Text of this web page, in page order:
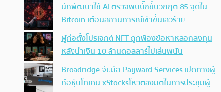
นักพัฒนาใช้ AI ตรวจพบบั๊กขั้นวิกฤต 85 จุดใน
Bitcoin เตือนสถานการณ์เข้าขั้นเลวร้าย
ผู้ก่อตั้งโปรเจกต์ NFT ถูกฟ้องข้อหาหลอกลงทุน
หลังนำเงิน 10 ล้านดอลลาร์ไปเล่นพนัน
Broadridge จับมือ Payward Services เปิดทางผู้
ถือหุ้นโทเคน xStocksโหวตลงมติในการประชุมผู้